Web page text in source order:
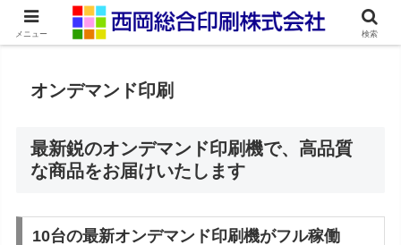
ネット印刷通販・オンデマンド印刷
オンデマンド印刷
最新鋭のオンデマンド印刷機で、高品質
な商品をお届けいたします
10台の最新オンデマンド印刷機がフル稼働
メニュー 検索